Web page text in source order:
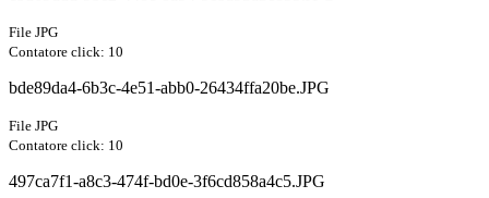
File JPG
Contatore click: 10
bde89da4-6b3c-4e51-abb0-26434ffa20be.JPG
File JPG
Contatore click: 10
497ca7f1-a8c3-474f-bd0e-3f6cd858a4c5.JPG